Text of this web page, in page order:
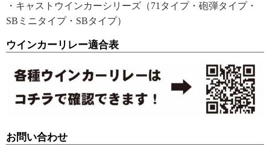
・キャストウインカーシリーズ（71タイプ・砲弾タイプ・
SBミニタイプ・SBタイプ）
ウインカーリレー適合表
お問い合わせ